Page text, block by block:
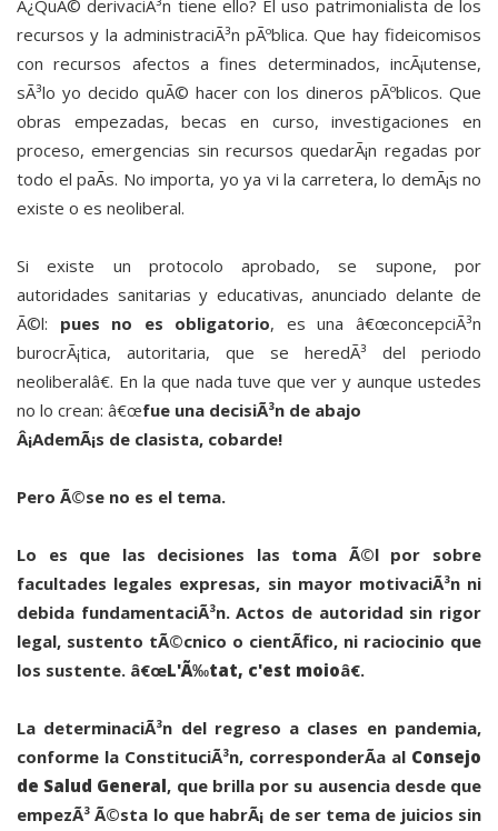
Â¿QuÃ© derivaciÃ³n tiene ello? El uso patrimonialista de los
recursos y la administraciÃ³n pÃºblica. Que hay fideicomisos
con recursos afectos a fines determinados, incÃ¡utense,
sÃ³lo yo decido quÃ© hacer con los dineros pÃºblicos. Que
obras empezadas, becas en curso, investigaciones en
proceso, emergencias sin recursos quedarÃ¡n regadas por
todo el paÃ­s. No importa, yo ya vi la carretera, lo demÃ¡s no
existe o es neoliberal.
Si existe un protocolo aprobado, se supone, por
autoridades sanitarias y educativas, anunciado delante de
Ã©l: pues no es obligatorio, es una â€œconcepciÃ³n
burocrÃ¡tica, autoritaria, que se heredÃ³ del periodo
neoliberalâ€. En la que nada tuve que ver y aunque ustedes
no lo crean: â€œfue una decisiÃ³n de abajo
Â¡AdemÃ¡s de clasista, cobarde!
Pero Ã©se no es el tema.
Lo es que las decisiones las toma Ã©l por sobre
facultades legales expresas, sin mayor motivaciÃ³n ni
debida fundamentaciÃ³n. Actos de autoridad sin rigor
legal, sustento tÃ©cnico o cientÃ­fico, ni raciocinio que
los sustente. â€œL'Ã‰tat, c'est moioâ€.
La determinaciÃ³n del regreso a clases en pandemia,
conforme la ConstituciÃ³n, corresponderÃ­a al Consejo
de Salud General, que brilla por su ausencia desde que
empezÃ³ Ã©sta lo que habrÃ¡ de ser tema de juicios sin